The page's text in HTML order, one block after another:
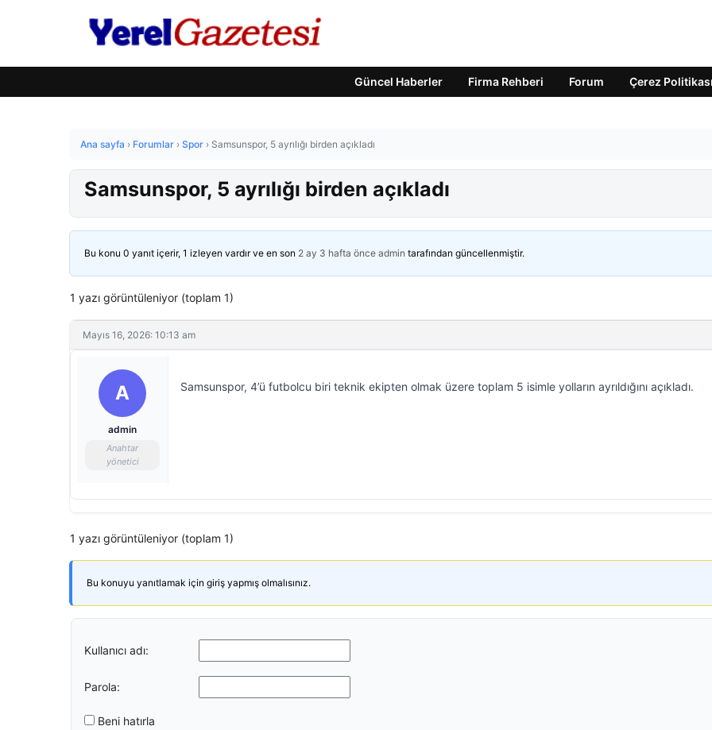
Güncel Haberler Firma Rehberi Forum Çerez Politikası
Ana sayfa › Forumlar › Spor › Samsunspor, 5 ayrılığı birden açıkladı
Samsunspor, 5 ayrılığı birden açıkladı
Bu konu 0 yanıt içerir, 1 izleyen vardır ve en son 2 ay 3 hafta önce admin tarafından güncellenmiştir.
1 yazı görüntüleniyor (toplam 1)
Mayıs 16, 2026: 10:13 am
A
admin
Anahtar
yönetici
Samsunspor, 4’ü futbolcu biri teknik ekipten olmak üzere toplam 5 isimle yolların ayrıldığını açıkladı.
1 yazı görüntüleniyor (toplam 1)
Bu konuyu yanıtlamak için giriş yapmış olmalısınız.
Kullanıcı adı:
Parola:
Beni hatırla